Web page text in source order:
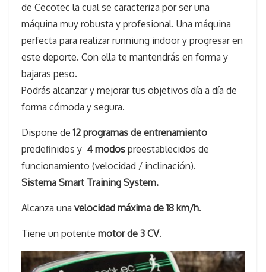
de Cecotec la cual se caracteriza por ser una
máquina muy robusta y profesional. Una máquina
perfecta para realizar runniung indoor y progresar en
este deporte. Con ella te mantendrás en forma y
bajaras peso.
Podrás alcanzar y mejorar tus objetivos día a día de
forma cómoda y segura.
Dispone de12 programas de entrenamiento
predefinidos y 4 modos preestablecidos de
funcionamiento (velocidad / inclinación).
Sistema Smart Training System.
Alcanza una velocidad máxima de 18 km/h.
Tiene un potente motor de 3 CV.